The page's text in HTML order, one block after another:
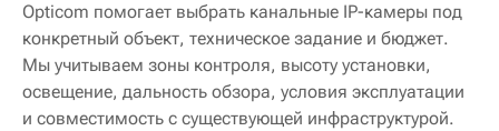
Opticom помогает выбрать канальные IP-камеры под
конкретный объект, техническое задание и бюджет.
Мы учитываем зоны контроля, высоту установки,
освещение, дальность обзора, условия эксплуатации
и совместимость с существующей инфраструктурой.